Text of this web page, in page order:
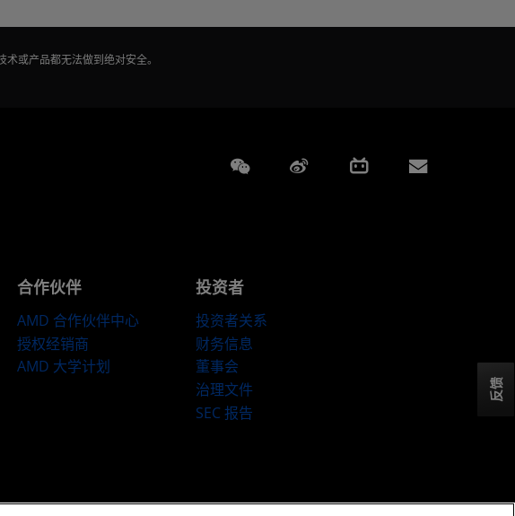
或产品都无法做到绝对安全。
Weixin Weibo Bilibili
合作伙伴
AMD 合作伙伴中心
授权经销商
AMD 大学计划
投资者
投资者关系
财务信息
董事会
治理文件
SEC 报告
反馈